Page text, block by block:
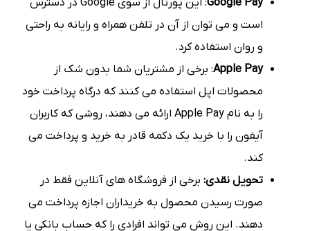
Google Pay
: این پورتال از سوی Google در دسترس
است و می توان از آن در تلفن همراه و رایانه به راحتی
و روان استفاده کرد.
Apple Pay: برخی از مشتریان شما بدون شک از
محصولات اپل استفاده می کنند که درگاه پرداخت خود
را به نام Apple Pay ارائه می دهند، روشی که کاربران
آیفون را با خرید یک دکمه قادر به خرید و پرداخت می
کند.
تحویل نقدی: برخی از فروشگاه های آنلاین فقط در
صورت رسیدن محصول به خریداران اجازه پرداخت می
دهند. این روش می تواند افرادی را که حساب بانکی یا